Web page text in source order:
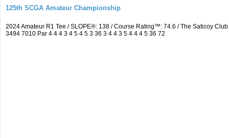
125th SCGA Amateur Championship
2024 Amateur R1 Tee / SLOPE®: 138 / Course Rating™: 74.6 / The Saticoy
3494 7010 Par 4 4 4 3 4 5 4 5 3 36 3 4 4 3 5 4 4 4 5 36 72